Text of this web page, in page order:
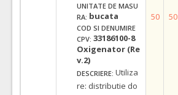
UNITATE DE MASU
RA: bucata
COD SI DENUMIRE
CPV: 33186100-8
Oxigenator (Re
v.2)
DESCRIERE: Utiliza
re: distributie do
50 50